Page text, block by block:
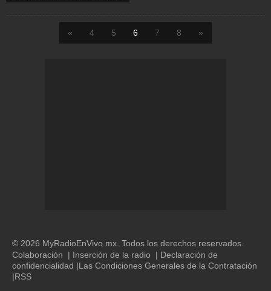
« 4 5 6 7 8 »
© 2026 MyRadioEnVivo.mx. Todos los derechos reservados.
Colaboración | Inserción de la radio | Declaración de
confidencialidad |Las Condiciones Generales de la Contratación
|RSS